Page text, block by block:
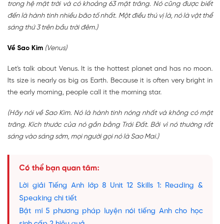
trong hệ mặt trời và có khoảng 63 mặt trăng. Nó cũng được biết
đến là hành tinh nhiều bão tố nhất. Một điều thú vị là, nó là vật thể
sáng thứ 3 trên bầu trời đêm.)
Về Sao Kim (Venus)
Let's talk about Venus. It is the hottest planet and has no moon.
Its size is nearly as big as Earth. Because it is often very bright in
the early morning, people call it the morning star.
(Hãy nói về Sao Kim. Nó là hành tinh nóng nhất và không có mặt
trăng. Kích thước của nó gần bằng Trái Đất. Bởi vì nó thường rất
sáng vào sáng sớm, mọi người gọi nó là Sao Mai.)
Có thể bạn quan tâm:
Lời giải Tiếng Anh lớp 8 Unit 12 Skills 1: Reading &
Speaking chi tiết
Bật mí 5 phương pháp luyện nói tiếng Anh cho học